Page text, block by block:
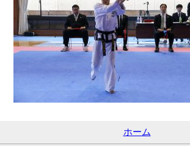
ホーム